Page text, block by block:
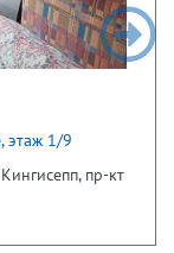
этаж 1/9
пр-кт